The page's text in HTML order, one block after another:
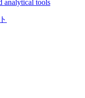
analytical tools